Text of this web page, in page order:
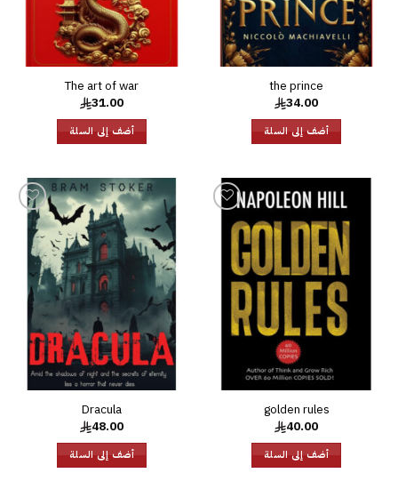
the prince
34.00
أضف إلى السلة
The art of war
31.00
أضف إلى السلة
إضافة
الرغبات
golden rules
40.00
أضف إلى السلة
إضافة
إلى
قائمة
الرغبات
Dracula
48.00
أضف إلى السلة